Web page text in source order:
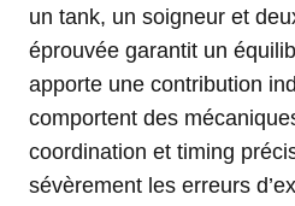
un tank, un soigneur et
éprouvée garantit un
apporte une contribution
comportent des
coordination et timing
sévèrement les erreurs